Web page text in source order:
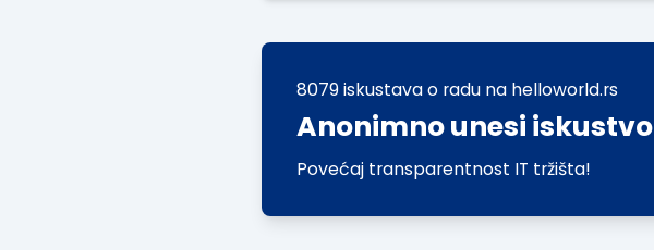
8079 iskustava o radu na helloworld.rs
Anonimno unesi iskustvo
Povećaj transparentnost IT tržišta!